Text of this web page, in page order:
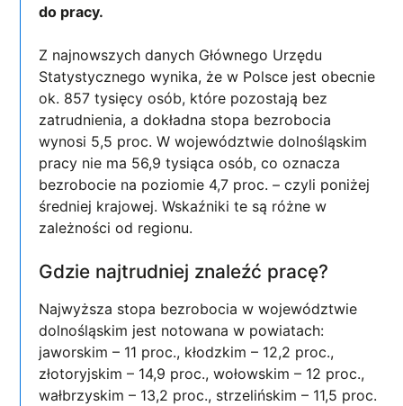
do pracy.
Z najnowszych danych Głównego Urzędu
Statystycznego wynika, że w Polsce jest obecnie
ok. 857 tysięcy osób, które pozostają bez
zatrudnienia, a dokładna stopa bezrobocia
wynosi 5,5 proc. W województwie dolnośląskim
pracy nie ma 56,9 tysiąca osób, co oznacza
bezrobocie na poziomie 4,7 proc. – czyli poniżej
średniej krajowej. Wskaźniki te są różne w
zależności od regionu.
Gdzie najtrudniej znaleźć pracę?
Najwyższa stopa bezrobocia w województwie
dolnośląskim jest notowana w powiatach:
jaworskim – 11 proc., kłodzkim – 12,2 proc.,
złotoryjskim – 14,9 proc., wołowskim – 12 proc.,
wałbrzyskim – 13,2 proc., strzelińskim – 11,5 proc.